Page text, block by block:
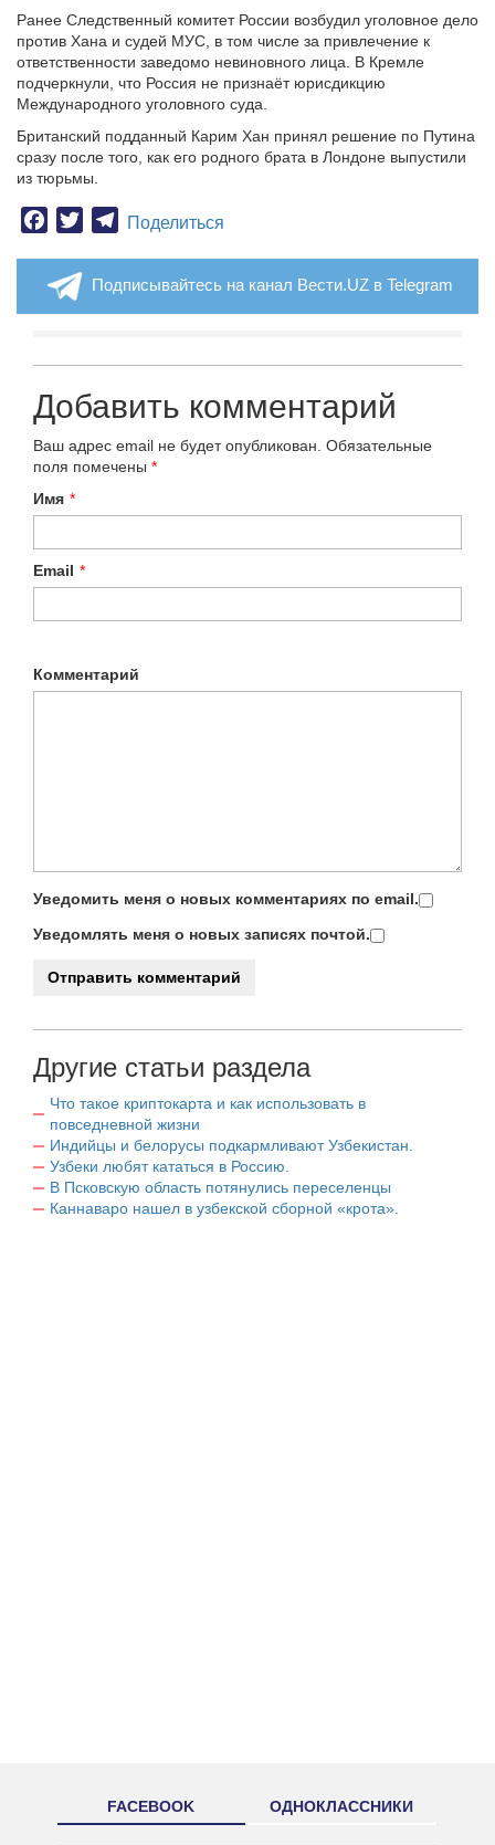
Ранее Следственный комитет России возбудил уголовное дело
против Хана и судей МУС, в том числе за привлечение к
ответственности заведомо невиновного лица. В Кремле
подчеркнули, что Россия не признаёт юрисдикцию
Международного уголовного суда.
Британский подданный Карим Хан принял решение по Путина
сразу после того, как его родного брата в Лондоне выпустили
из тюрьмы.
Facebook
TwitterTelegram
Поделиться
Подписывайтесь на канал Вести.UZ в Telegram
Добавить комментарий
Ваш адрес email не будет опубликован. Обязательные
поля помечены *
Имя *
Email *
Комментарий
Уведомить меня о новых комментариях по email.
Уведомлять меня о новых записях почтой.
Другие статьи раздела
Что такое криптокарта и как использовать в
повседневной жизни
Индийцы и белорусы подкармливают Узбекистан.
Узбеки любят кататься в Россию.
В Псковскую область потянулись переселенцы
Каннаваро нашел в узбекской сборной «крота».
FACEBOOK ОДНОКЛАССНИКИ